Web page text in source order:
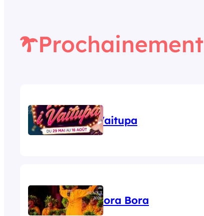
Prochainement
Tiurai i Vaitupa
Heiva i Bora Bora